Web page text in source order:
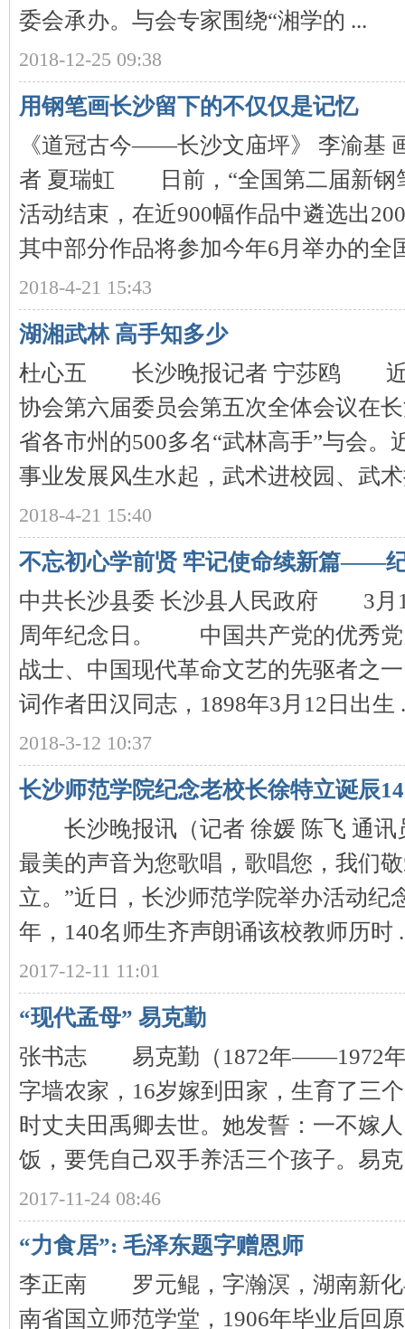
网
委会承办。与会专家围绕“湘学的 ...
2018-12-25 09:38
用钢笔画长沙留下的不仅仅是记忆
《道冠古今——长沙文庙坪》 李渝
者 夏瑞虹 日前，“全国第二届新钢
活动结束，在近900幅作品中遴选出
其中部分作品将参加今年6月举办的全
2018-4-21 15:43
湖湘武林 高手知多少
杜心五 长沙晚报记者 宁莎鸥 近
协会第六届委员会第五次全体会议在
省各市州的500多名“武林高手”与会。
事业发展风生水起，武术进校园、武
2018-4-21 15:40
不忘初心学前贤 牢记使命续新篇——
中共长沙县委 长沙县人民政府 3月
周年纪念日。 中国共产党的优秀党
战士、中国现代革命文艺的先驱者之
词作者田汉同志，1898年3月12日出生
2018-3-12 10:37
长沙师范学院纪念老校长徐特立诞辰
长沙晚报讯（记者 徐媛 陈飞 通讯
最美的声音为您歌唱，歌唱您，我们
立。”近日，长沙师范学院举办活动纪
年，140名师生齐声朗诵该校教师历时
2017-12-11 11:01
“现代孟母” 易克勤
张书志 易克勤（1872年——1972年
字墙农家，16岁嫁到田家，生育了三
时丈夫田禹卿去世。她发誓：一不嫁
饭，要凭自己双手养活三个孩子。易克
2017-11-24 08:46
“力食居”: 毛泽东题字赠恩师
李正南 罗元鲲，字瀚溟，湖南新化
南省国立师范学堂，1906年毕业后回